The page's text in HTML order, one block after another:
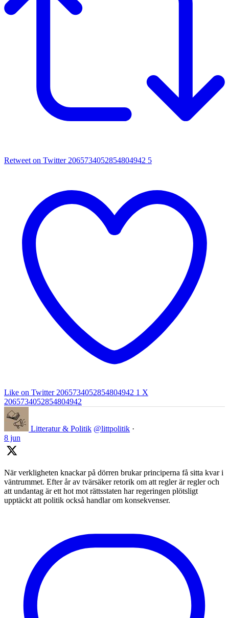
Retweet on Twitter 2065734052854804942 5
Like on Twitter 2065734052854804942 1 X
2065734052854804942
Litteratur & Politik @littpolitik ·
8 jun
När verkligheten knackar på dörren brukar principerna få sitta kvar i
väntrummet. Efter år av tvärsäker retorik om att regler är regler och
att undantag är ett hot mot rättsstaten har regeringen plötsligt
upptäckt att politik också handlar om konsekvenser.